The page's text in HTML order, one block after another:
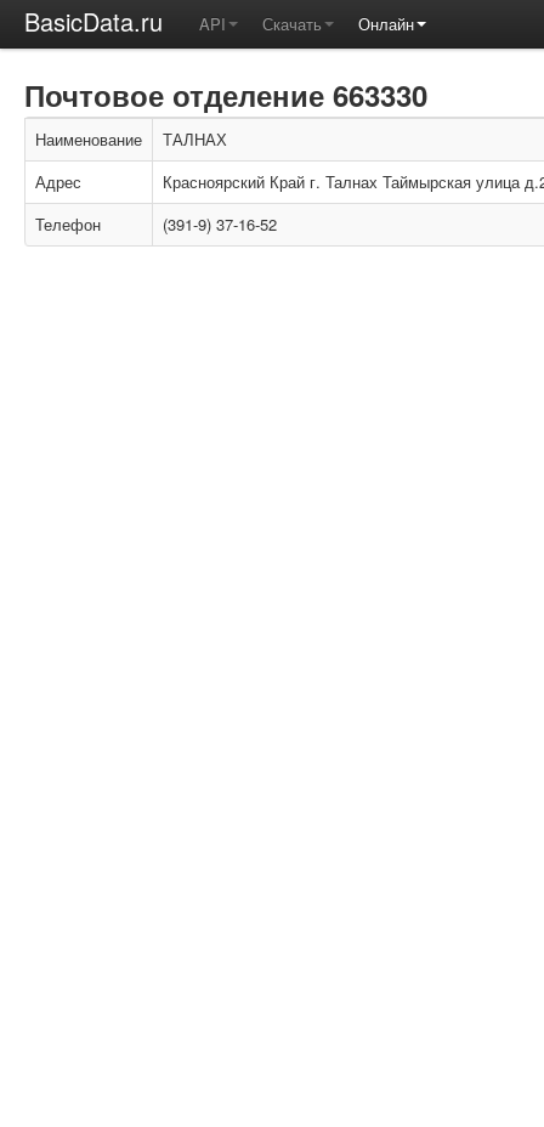
BasicData.ru API Скачать Онлайн
Почтовое отделение 663330
Наименование
ТАЛНАХ
Адрес
Красноярский Край г. Талнах Таймырская улица
Телефон
(391-9) 37-16-52